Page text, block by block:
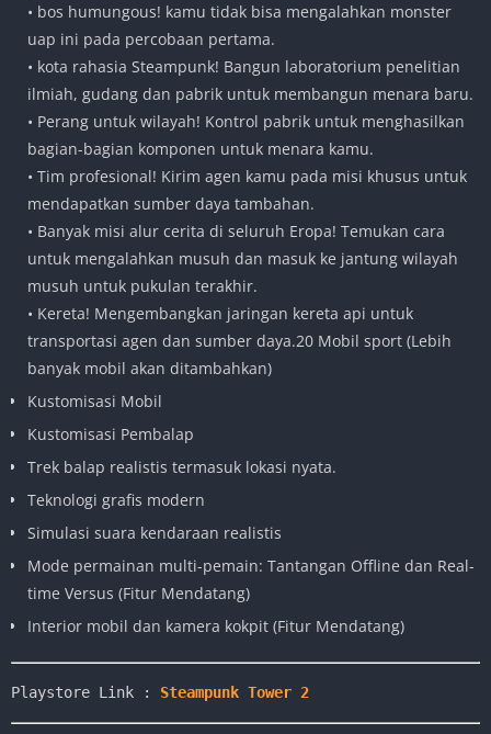
• bos humungous! kamu tidak bisa mengalahkan monster
uap ini pada percobaan pertama.
• kota rahasia Steampunk! Bangun laboratorium penelitian
ilmiah, gudang dan pabrik untuk membangun menara baru.
• Perang untuk wilayah! Kontrol pabrik untuk menghasilkan
bagian-bagian komponen untuk menara kamu.
• Tim profesional! Kirim agen kamu pada misi khusus untuk
mendapatkan sumber daya tambahan.
• Banyak misi alur cerita di seluruh Eropa! Temukan cara
untuk mengalahkan musuh dan masuk ke jantung wilayah
musuh untuk pukulan terakhir.
• Kereta! Mengembangkan jaringan kereta api untuk
transportasi agen dan sumber daya.20 Mobil sport (Lebih
banyak mobil akan ditambahkan)
Kustomisasi Mobil
Kustomisasi Pembalap
Trek balap realistis termasuk lokasi nyata.
Teknologi grafis modern
Simulasi suara kendaraan realistis
Mode permainan multi-pemain: Tantangan Offline dan Real-
time Versus (Fitur Mendatang)
Interior mobil dan kamera kokpit (Fitur Mendatang)
Playstore Link : Steampunk Tower 2